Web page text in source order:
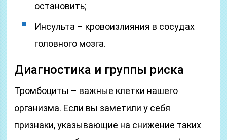
остановить;
Инсульта – кровоизлияния в сосудах
головного мозга.
Диагностика и группы риска
Тромбоциты – важные клетки нашего
организма. Если вы заметили у себя
признаки, указывающие на снижение таких